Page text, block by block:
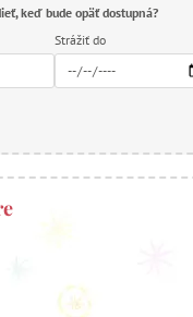
keď bude opäť dostupná?
Strážiť do